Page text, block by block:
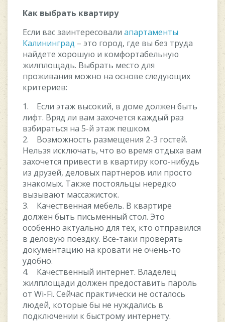
Как выбрать квартиру
Если вас заинтересовали апартаменты
Калининград – это город, где вы без труда
найдете хорошую и комфортабельную
жилплощадь. Выбрать место для
проживания можно на основе следующих
критериев:
1. Если этаж высокий, в доме должен быть
лифт. Вряд ли вам захочется каждый раз
взбираться на 5-й этаж пешком.
2. Возможность размещения 2-3 гостей.
Нельзя исключать, что во время отдыха вам
захочется привести в квартиру кого-нибудь
из друзей, деловых партнеров или просто
знакомых. Также постояльцы нередко
вызывают массажисток.
3. Качественная мебель. В квартире
должен быть письменный стол. Это
особенно актуально для тех, кто отправился
в деловую поездку. Все-таки проверять
документацию на кровати не очень-то
удобно.
4. Качественный интернет. Владелец
жилплощади должен предоставить пароль
от Wi-Fi. Сейчас практически не осталось
людей, которые бы не нуждались в
подключении к быстрому интернету.